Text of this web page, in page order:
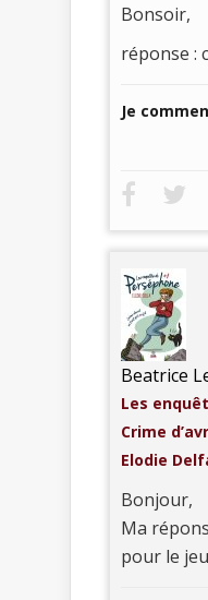
Bonsoir,
réponse :
Je
Beatrice
Les
Crime
Elodie
Bonjour,
Ma
pour le jeu